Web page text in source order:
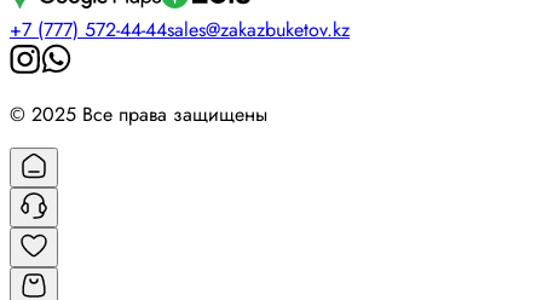
+7 (777) 572-44-44sales@zakazbuketov.kz
© 2025 Все права защищены